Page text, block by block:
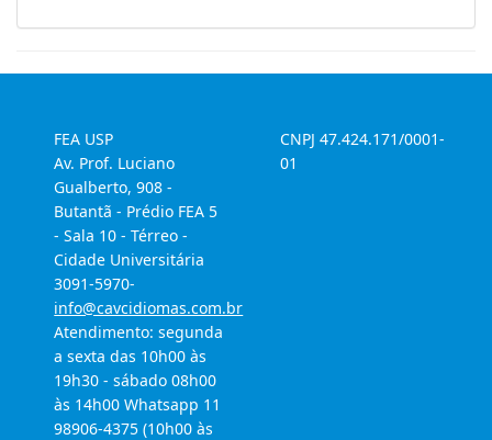
FEA USP
Av. Prof. Luciano
Gualberto, 908 -
Butantã - Prédio FEA 5
- Sala 10 - Térreo -
Cidade Universitária
3091-5970-
info@cavcidiomas.com.br
Atendimento: segunda
a sexta das 10h00 às
19h30 - sábado 08h00
às 14h00 Whatsapp 11
98906-4375 (10h00 às
CNPJ 47.424.171/0001-
01